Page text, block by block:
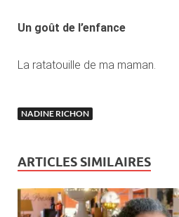
Un goût de l’enfance
La ratatouille de ma maman.
NADINE RICHON
ARTICLES SIMILAIRES